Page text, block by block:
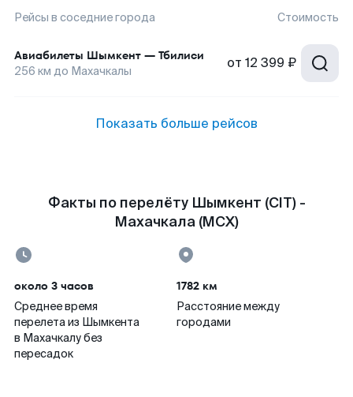
Рейсы в соседние города Стоимость
Авиабилеты Шымкент — Тбилиси
256 км до Махачкалы от 12 399 ₽
Показать больше рейсов
Факты по перелёту Шымкент (CIT) -
Махачкала (MCX)
около 3 часов
Среднее время
перелета из Шымкента
в Махачкалу без
пересадок
1782 км
Расстояние между
городами